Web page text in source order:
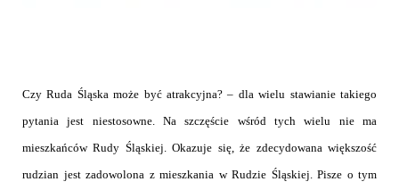
Czy Ruda Śląska może być atrakcyjna? – dla wielu stawianie takiego
pytania jest niestosowne. Na szczęście wśród tych wielu nie ma
mieszkańców Rudy Śląskiej. Okazuje się, że zdecydowana większość
rudzian jest zadowolona z mieszkania w Rudzie Śląskiej. Pisze o tym